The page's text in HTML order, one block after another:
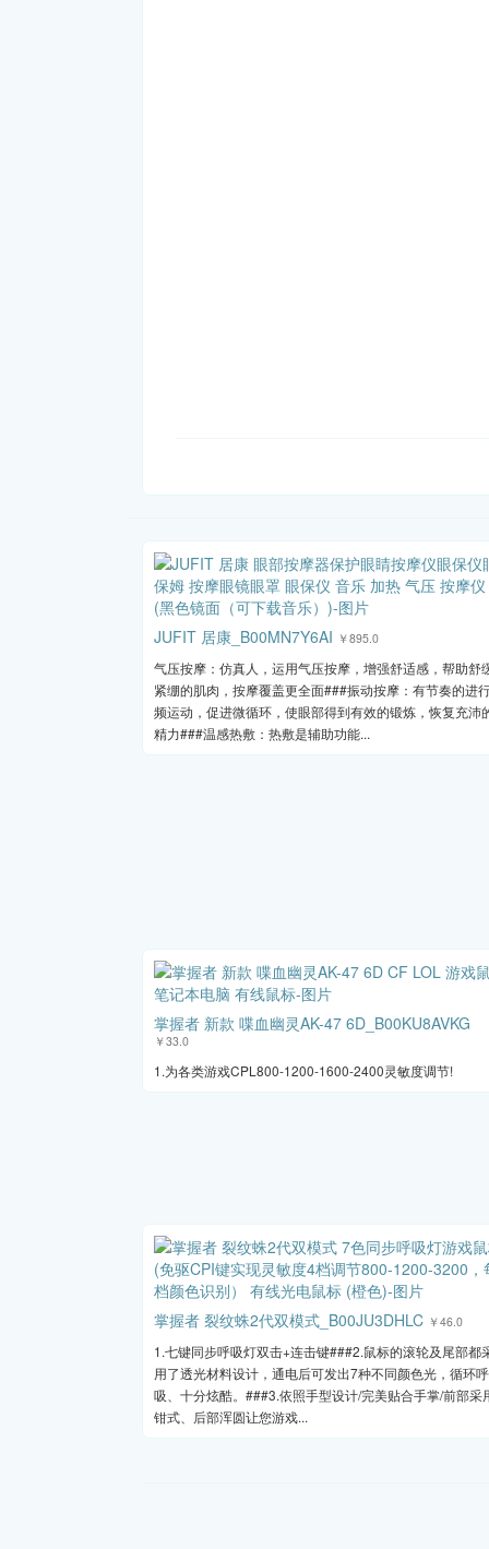
JUFIT 居康_B00MN7Y6AI ￥895.0
气压按摩：仿真人，运用气压按摩，增强舒适感，帮助舒
紧绷的肌肉，按摩覆盖更全面###振动按摩：有节奏的进
频运动，促进微循环，使眼部得到有效的锻炼，恢复充沛
精力###温感热敷：热敷是辅助功能...
掌握者 新款 喋血幽灵AK-47 6D_B00KU8AVKG
￥33.0
1.为各类游戏CPL800-1200-1600-2400灵敏度调节!
掌握者 裂纹蛛2代双模式_B00JU3DHLC ￥46.0
1.七键同步呼吸灯双击+连击键###2.鼠标的滚轮及尾部都
用了透光材料设计，通电后可发出7种不同颜色光，循环呼
吸、十分炫酷。###3.依照手型设计/完美贴合手掌/前部采
钳式、后部浑圆让您游戏...